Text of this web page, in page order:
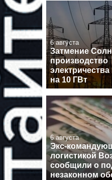
6 августа
Затмение
производство
на 10 ГВт
6 августа
Экс-
логистикой
сообщили о
незаконном